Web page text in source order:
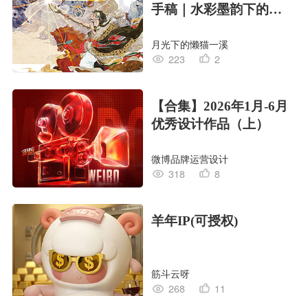
手稿｜水彩墨韵下的史
月光下的懒猫一溪
223
2
【合集】2026年1月-6月
优秀设计作品（上）
微博品牌运营设计
318
8
羊年IP(可授权)
筋斗云呀
268
11